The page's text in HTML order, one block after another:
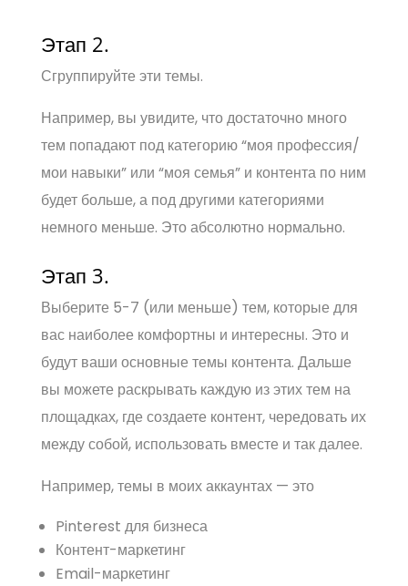
Этап 2.
Сгруппируйте эти темы.
Например, вы увидите, что достаточно много
тем попадают под категорию “моя профессия/
мои навыки” или “моя семья” и контента по ним
будет больше, а под другими категориями
немного меньше. Это абсолютно нормально.
Этап 3.
Выберите 5-7 (или меньше) тем, которые для
вас наиболее комфортны и интересны. Это и
будут ваши основные темы контента. Дальше
вы можете раскрывать каждую из этих тем на
площадках, где создаете контент, чередовать их
между собой, использовать вместе и так далее.
Например, темы в моих аккаунтах — это
Pinterest для бизнеса
Контент-маркетинг
Email-маркетинг